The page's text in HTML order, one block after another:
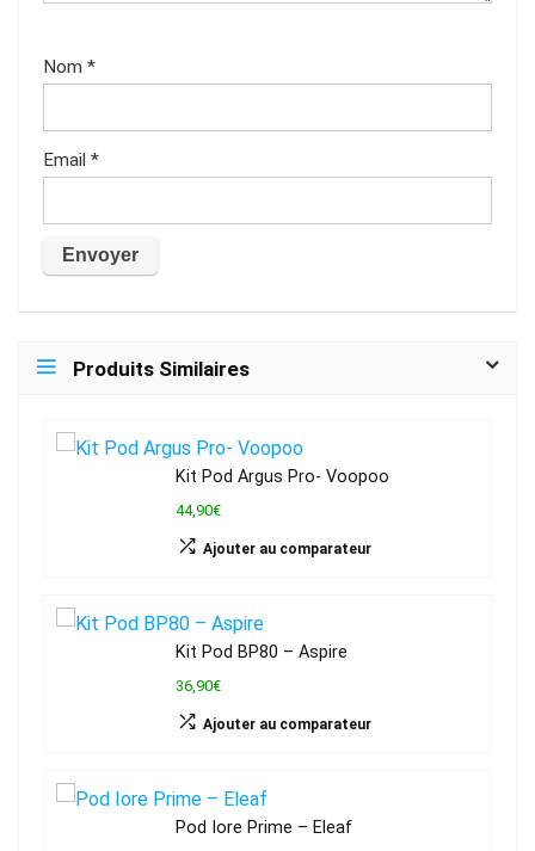
Nom *
Email *
Produits Similaires
Kit Pod Argus Pro- Voopoo
44,90€
Ajouter au comparateur
Kit Pod BP80 – Aspire
36,90€
Ajouter au comparateur
Pod Iore Prime – Eleaf